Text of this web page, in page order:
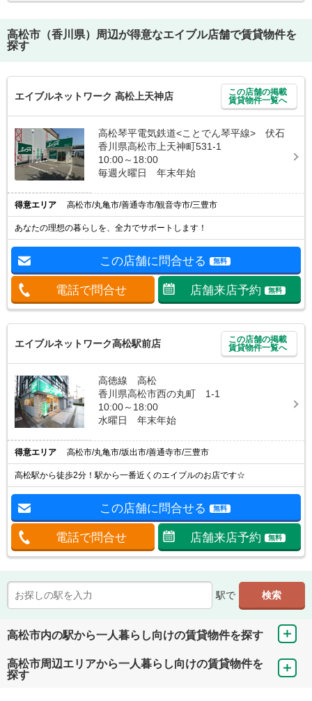
高松市（香川県）
周辺が得意なエイブル店舗で賃貸物件を
探す
エイブルネットワーク 高松上天神店
この店舗の掲載
賃貸物件一覧へ
高松琴平電気鉄道<ことでん琴平線> 伏石
香川県高松市上天神町531-1
10:00～18:00
毎週火曜日 年末年始
得意エリア 高松市/丸亀市/善通寺市/観音寺市/三豊市
あなたの理想の暮らしを、全力でサポートします！
この店舗に問合せる 無料
電話で問合せ 店舗来店予約 無料
エイブルネットワーク高松駅前店
この店舗の掲載
賃貸物件一覧へ
高徳線 高松
香川県高松市西の丸町 1-1
10:00～18:00
水曜日 年末年始
得意エリア 高松市/丸亀市/坂出市/善通寺市/三豊市
高松駅から徒歩2分！駅から一番近くのエイブルのお店です☆
この店舗に問合せる 無料
電話で問合せ 店舗来店予約 無料
駅で
高松市内の駅から一人暮らし向けの賃貸物件を探す
高松市周辺エリアから一人暮らし向けの賃貸物件を
探す